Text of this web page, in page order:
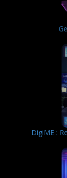
DigiME :